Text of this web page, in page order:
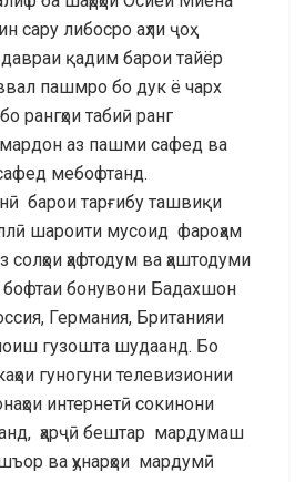
сару либосро аҳли ҷоҳ
қадим барои тайёр
пашмро бо дук ё чарх
рангҳои табиӣ ранг
аз пашми сафед ва
мебофтанд.
барои тарғибу ташвиқи
шароити мусоид фароҳам
ҳафтодум ва ҳаштодуми
бофтаи бонувони Бадахшон
Германия, Британияи
гузошта шудаанд. Бо
гуногуни телевизионии
интернетӣ сокинони
ҳарҷӣ бештар мардумаш
ва ҳунарҳои мардумӣ